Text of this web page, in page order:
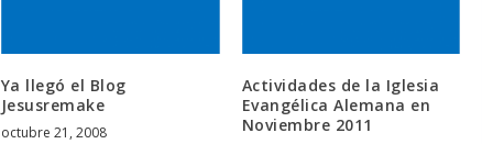
Ya llegó el Blog
Jesusremake
octubre 21, 2008
Actividades de la Iglesia
Evangélica Alemana en
Noviembre 2011